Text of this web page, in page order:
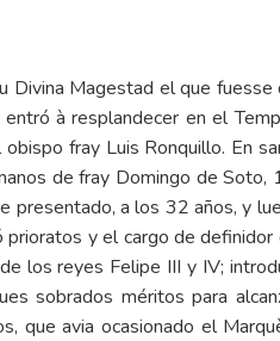
Divina Magestad el que fuesse
à resplandecer en el
fray Luis Ronquillo. En
de fray Domingo de Soto,
presentado, a los 32 años, y
prioratos y el cargo de definidor
los reyes Felipe III y IV;
sobrados méritos para
que avia ocasionado el